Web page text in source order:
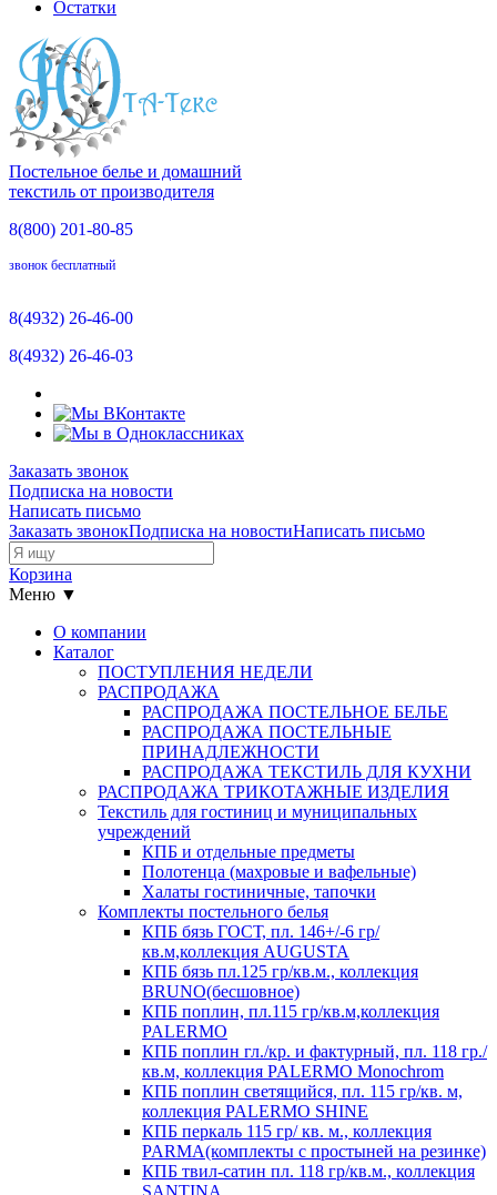
Остатки
Постельное белье и домашний
текстиль от производителя
8(800) 201-80-85
звонок бесплатный
8(4932) 26-46-00
8(4932) 26-46-03
Заказать звонок
Подписка на новости
Написать письмо
Заказать звонокПодписка на новостиНаписать письмо
Корзина
Меню ▼
О компании
Каталог
ПОСТУПЛЕНИЯ НЕДЕЛИ
РАСПРОДАЖА
РАСПРОДАЖА ПОСТЕЛЬНОЕ БЕЛЬЕ
РАСПРОДАЖА ПОСТЕЛЬНЫЕ
ПРИНАДЛЕЖНОСТИ
РАСПРОДАЖА ТЕКСТИЛЬ ДЛЯ КУХНИ
РАСПРОДАЖА ТРИКОТАЖНЫЕ ИЗДЕЛИЯ
Текстиль для гостиниц и муниципальных
учреждений
КПБ и отдельные предметы
Полотенца (махровые и вафельные)
Халаты гостиничные, тапочки
Комплекты постельного белья
КПБ бязь ГОСТ, пл. 146+/-6 гр/
кв.м,коллекция AUGUSTA
КПБ бязь пл.125 гр/кв.м., коллекция
BRUNO(бесшовное)
КПБ поплин, пл.115 гр/кв.м,коллекция
PALERMO
КПБ поплин гл./кр. и фактурный, пл. 118 гр./
кв.м, коллекция PALERMO Monochrom
КПБ поплин светящийся, пл. 115 гр/кв. м,
коллекция PALERMO SHINE
КПБ перкаль 115 гр/ кв. м., коллекция
PARMA(комплекты с простыней на резинке)
КПБ твил-сатин пл. 118 гр/кв.м., коллекция
SANTINA